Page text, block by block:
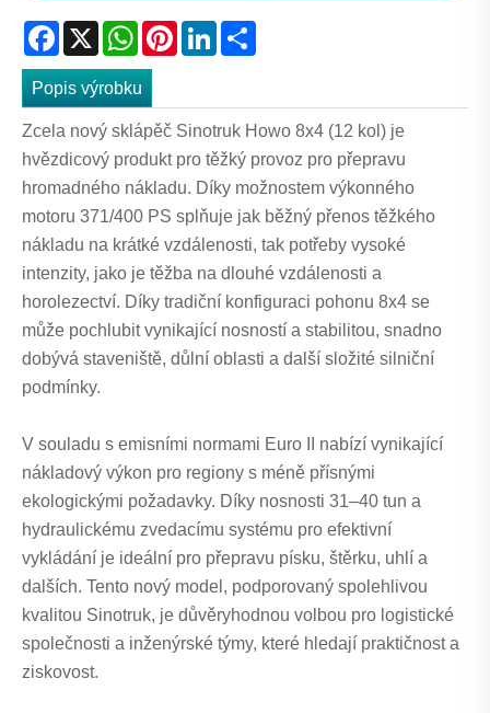
Facebook
X WhatsApp
PinterestLinkedIn
Popis výrobku
Zcela nový sklápěč Sinotruk Howo 8x4 (12 kol) je
hvězdicový produkt pro těžký provoz pro přepravu
hromadného nákladu. Díky možnostem výkonného
motoru 371/400 PS splňuje jak běžný přenos těžkého
nákladu na krátké vzdálenosti, tak potřeby vysoké
intenzity, jako je těžba na dlouhé vzdálenosti a
horolezectví. Díky tradiční konfiguraci pohonu 8x4 se
může pochlubit vynikající nosností a stabilitou, snadno
dobývá staveniště, důlní oblasti a další složité silniční
podmínky.
V souladu s emisními normami Euro II nabízí vynikající
nákladový výkon pro regiony s méně přísnými
ekologickými požadavky. Díky nosnosti 31–40 tun a
hydraulickému zvedacímu systému pro efektivní
vykládání je ideální pro přepravu písku, štěrku, uhlí a
dalších. Tento nový model, podporovaný spolehlivou
kvalitou Sinotruk, je důvěryhodnou volbou pro logistické
společnosti a inženýrské týmy, které hledají praktičnost a
ziskovost.